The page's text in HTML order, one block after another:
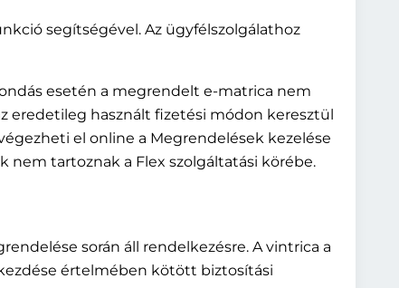
segítségével. Az ügyfélszolgálathoz
esetén a megrendelt e-matrica nem
eredetileg használt fizetési módon keresztül
el online a Megrendelések kezelése
tartoznak a Flex szolgáltatási körébe.
során áll rendelkezésre. A vintrica a
értelmében kötött biztosítási